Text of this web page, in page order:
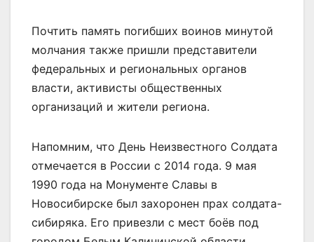
Почтить память погибших воинов минутой
молчания также пришли представители
федеральных и региональных органов
власти, активисты общественных
организаций и жители региона.
Напомним, что День Неизвестного Солдата
отмечается в России с 2014 года. 9 мая
1990 года на Монументе Славы в
Новосибирске был захоронен прах солдата-
сибиряка. Его привезли с мест боёв под